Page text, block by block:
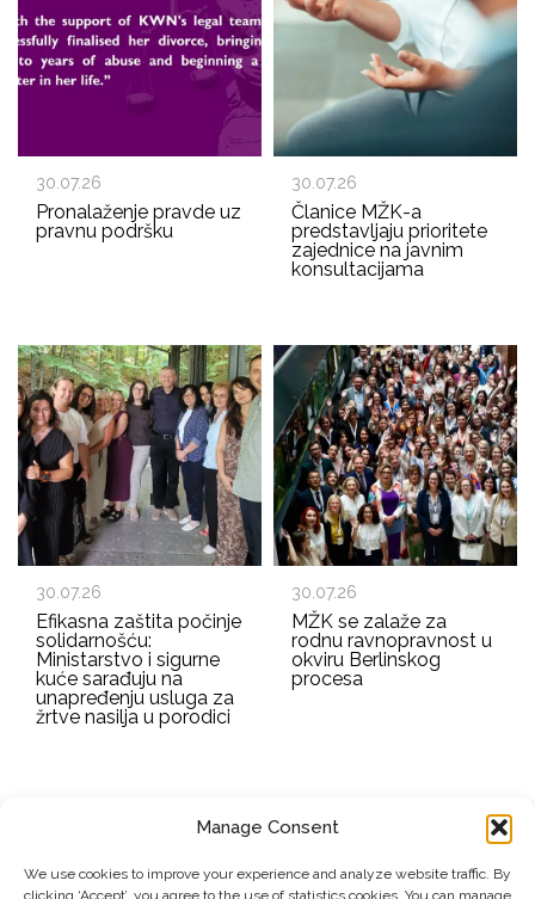
Manage Consent
We use cookies to improve your experience and analyze website traffic. By
clicking ‘Accept’, you agree to the use of statistics cookies. You can manage
30.07.26
Pronalaženje pravde uz
pravnu podršku
30.07.26
Članice MŽK-a
predstavljaju prioritete
zajednice na javnim
konsultacijama
30.07.26
Efikasna zaštita počinje
solidarnošću:
Ministarstvo i sigurne
kuće sarađuju na
unapređenju usluga za
žrtve nasilja u porodici
30.07.26
MŽK se zalaže za
rodnu ravnopravnost u
okviru Berlinskog
procesa
EMAIL ADDRESS